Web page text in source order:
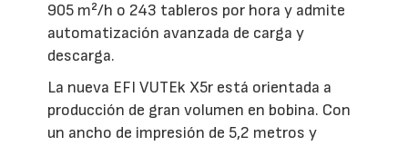
905 m²/h o 243 tableros por hora y admite
automatización avanzada de carga y
descarga.
La nueva EFI VUTEk X5r está orientada a
producción de gran volumen en bobina. Con
un ancho de impresión de 5,2 metros y